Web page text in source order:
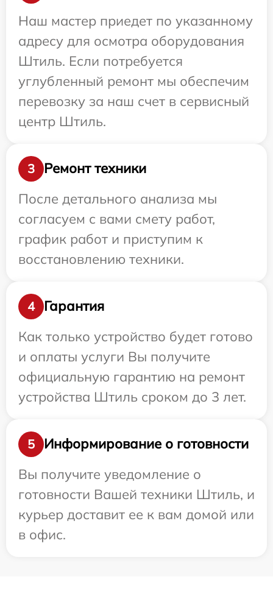
Наш мастер приедет по указанному
адресу для осмотра оборудования
Штиль. Если потребуется
углубленный ремонт мы обеспечим
перевозку за наш счет в сервисный
центр Штиль.
3
Ремонт техники
После детального анализа мы
согласуем с вами смету работ,
график работ и приступим к
восстановлению техники.
4
Гарантия
Как только устройство будет готово
и оплаты услуги Вы получите
официальную гарантию на ремонт
устройства Штиль сроком до 3 лет.
5
Информирование о готовности
Вы получите уведомление о
готовности Вашей техники Штиль, и
курьер доставит ее к вам домой или
в офис.